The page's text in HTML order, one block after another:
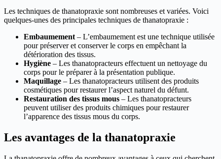
Les techniques de thanatopraxie sont nombreuses et variées. Voici
quelques-unes des principales techniques de thanatopraxie :
Embaumement – L’embaumement est une technique utilisée
pour préserver et conserver le corps en empêchant la
détérioration des tissus.
Hygiène – Les thanatopracteurs effectuent un nettoyage du
corps pour le préparer à la présentation publique.
Maquillage – Les thanatopracteurs utilisent des produits
cosmétiques pour restaurer l’aspect naturel du défunt.
Restauration des tissus mous – Les thanatopracteurs
peuvent utiliser des produits chimiques pour restaurer
l’apparence des tissus mous du corps.
Les avantages de la thanatopraxie